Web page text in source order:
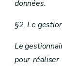
données.
§2. Le
Le
pour